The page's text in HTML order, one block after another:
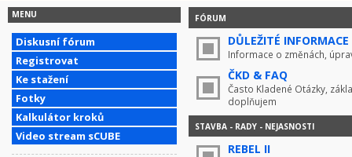
MENU
Diskusní fórum
Registrovat
Ke stažení
Fotky
Kalkulátor kroků
Video stream sCUBE
FÓRUM
DŮLEŽITÉ INFORMACE
Informace o změnách,
ČKD & FAQ
Často Kladené Otázky,
doplňujem
STAVBA - RADY - NEJASNOSTI
REBEL II